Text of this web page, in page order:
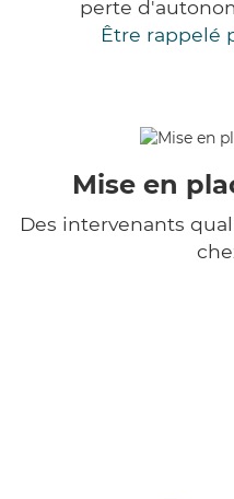
perte
Être rappelé
Mise en
Des intervenants